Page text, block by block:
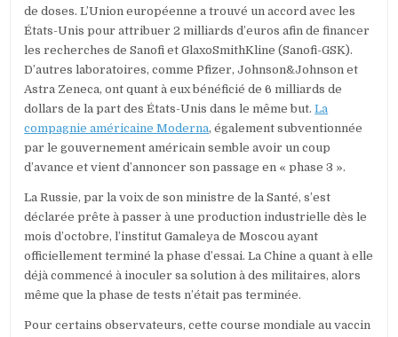
de doses. L’Union européenne a trouvé un accord avec les
États-Unis pour attribuer 2 milliards d’euros afin de financer
les recherches de Sanofi et GlaxoSmithKline (Sanofi-GSK).
D’autres laboratoires, comme Pfizer, Johnson&Johnson et
Astra Zeneca, ont quant à eux bénéficié de 6 milliards de
dollars de la part des États-Unis dans le même but.La
compagnie américaine Moderna, également subventionnée
par le gouvernement américain semble avoir un coup
d’avance et vient d’annoncer son passage en « phase 3 ».
La Russie, par la voix de son ministre de la Santé, s’est
déclarée prête à passer à une production industrielle dès le
mois d’octobre, l’institut Gamaleya de Moscou ayant
officiellement terminé la phase d’essai. La Chine a quant à elle
déjà commencé à inoculer sa solution à des militaires, alors
même que la phase de tests n’était pas terminée.
Pour certains observateurs, cette course mondiale au vaccin